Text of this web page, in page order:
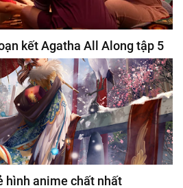
kết Agatha All Along tập 5
hình anime chất nhất